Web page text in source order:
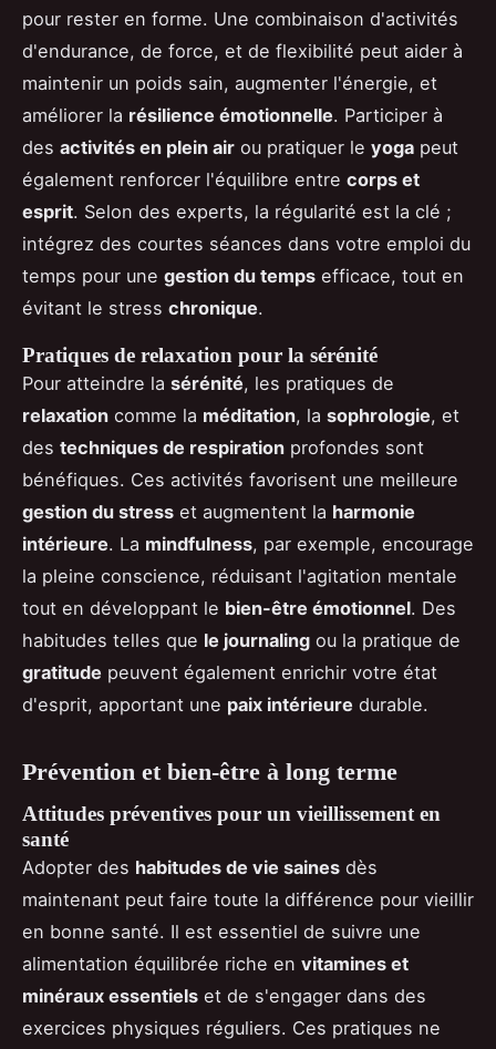
pour rester en forme. Une combinaison d'activités
d'endurance, de force, et de flexibilité peut aider à
maintenir un poids sain, augmenter l'énergie, et
améliorer la résilience émotionnelle. Participer à
des activités en plein air ou pratiquer le yoga peut
également renforcer l'équilibre entre corps et
esprit. Selon des experts, la régularité est la clé ;
intégrez des courtes séances dans votre emploi du
temps pour une gestion du temps efficace, tout en
évitant le stress chronique.
Pratiques de relaxation pour la sérénité
Pour atteindre la sérénité, les pratiques de
relaxation comme la méditation, la sophrologie, et
des techniques de respiration profondes sont
bénéfiques. Ces activités favorisent une meilleure
gestion du stress et augmentent la harmonie
intérieure. La mindfulness, par exemple, encourage
la pleine conscience, réduisant l'agitation mentale
tout en développant le bien-être émotionnel. Des
habitudes telles que le journaling ou la pratique de
gratitude peuvent également enrichir votre état
d'esprit, apportant une paix intérieure durable.
Prévention et bien-être à long terme
Attitudes préventives pour un vieillissement en
santé
Adopter des habitudes de vie saines dès
maintenant peut faire toute la différence pour vieillir
en bonne santé. Il est essentiel de suivre une
alimentation équilibrée riche en vitamines et
minéraux essentiels et de s'engager dans des
exercices physiques réguliers. Ces pratiques ne